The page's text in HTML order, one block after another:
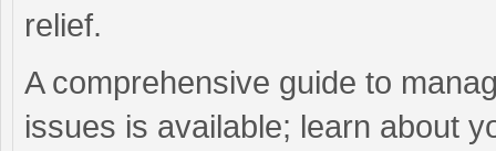
relief.
A comprehensive guide to
issues is available; learn about